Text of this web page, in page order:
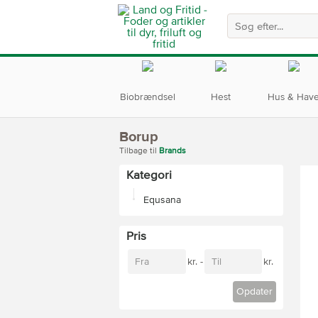
Biobrændsel Hest Hus &
Borup
Tilbage til Brands
Kategori
Equsana
Pris
Fra kr. - Til kr.
Opdater